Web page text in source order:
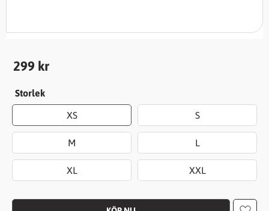
299 kr
Storlek
XS S
M L
XL XXL